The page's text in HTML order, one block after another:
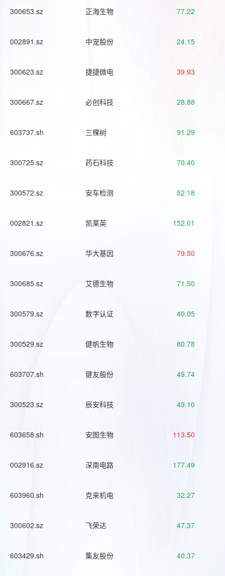
300653.sz 正海生物 77.22
002891.sz 中宠股份 24.15
300623.sz 捷捷微电 39.93
300667.sz 必创科技 28.88
603737.sh 三棵树 91.29
300725.sz 药石科技 70.40
300572.sz 安车检测 52.18
002821.sz 凯莱英 152.01
300676.sz 华大基因 79.50
300685.sz 艾德生物 71.50
300579.sz 数字认证 40.05
300529.sz 健帆生物 80.78
603707.sh 健友股份 49.74
300523.sz 辰安科技 49.10
603658.sh 安图生物 113.50
002916.sz 深南电路 177.49
603960.sh 克来机电 32.27
300602.sz 飞荣达 47.37
603429.sh 集友股份 40.37